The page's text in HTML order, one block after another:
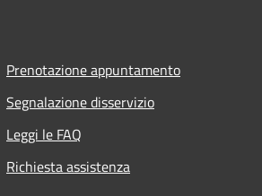
Prenotazione appuntamento
Segnalazione disservizio
Leggi le FAQ
Richiesta assistenza